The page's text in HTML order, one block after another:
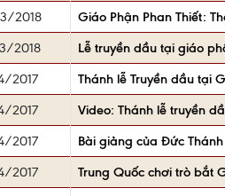
2018
Giáo Phận Phan Thiết:
2018
Lễ truyền dầu tại giáo
2017
Thánh lễ Truyền dầu tại
2017
Video: Thánh lễ truyền
2017
Bài giảng của Đức
2017
Trung Quốc chơi trò bắt